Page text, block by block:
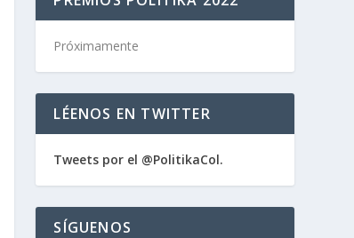
Próximamente
LÉENOS EN TWITTER
Tweets por el @PolitikaCol.
SÍGUENOS